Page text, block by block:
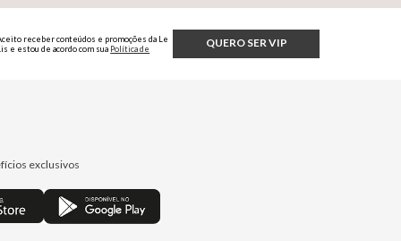
QUERO SER VIP
receber conteúdos e promoções da Le
e estou de acordo com sua Política de
exclusivos